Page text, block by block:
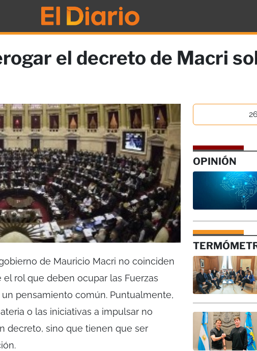
el decreto de Macri
de Mauricio Macri no coinciden
rol que deben ocupar las Fuerzas
pensamiento común. Puntualmente,
o las iniciativas a impulsar no
decreto, sino que tienen que ser
OPINIÓN